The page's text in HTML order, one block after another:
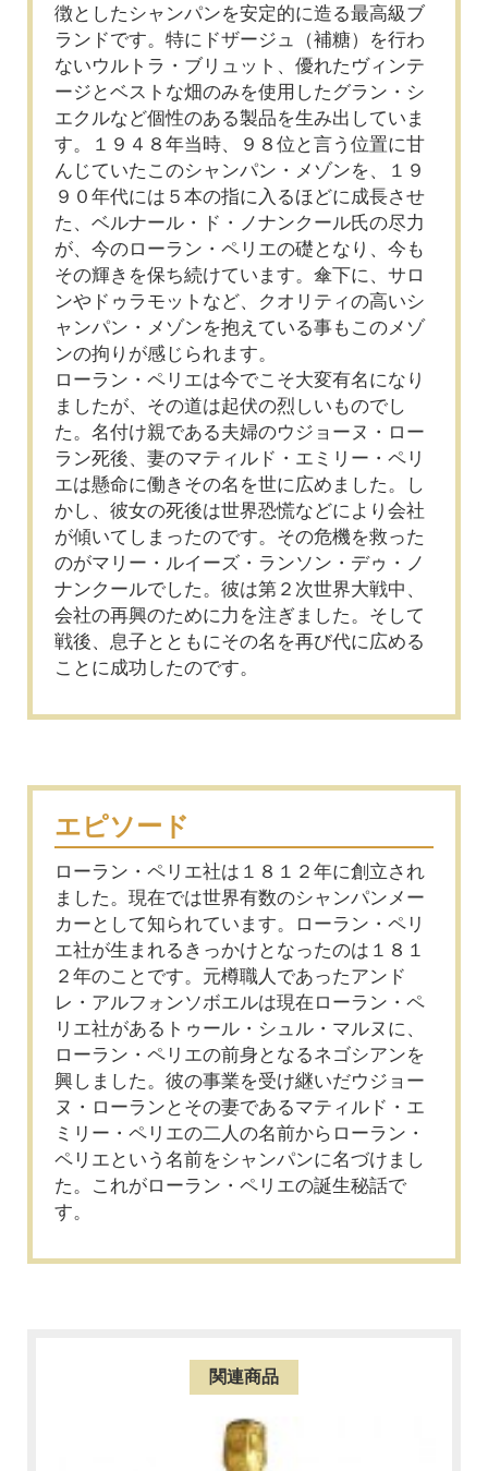
徴としたシャンパンを安定的に造る最高級ブ
ランドです。特にドザージュ（補糖）を行わ
ないウルトラ・ブリュット、優れたヴィンテ
ージとベストな畑のみを使用したグラン・シ
エクルなど個性のある製品を生み出していま
す。１９４８年当時、９８位と言う位置に甘
んじていたこのシャンパン・メゾンを、１９
９０年代には５本の指に入るほどに成長させ
た、ベルナール・ド・ノナンクール氏の尽力
が、今のローラン・ペリエの礎となり、今も
その輝きを保ち続けています。傘下に、サロ
ンやドゥラモットなど、クオリティの高いシ
ャンパン・メゾンを抱えている事もこのメゾ
ンの拘りが感じられます。
ローラン・ペリエは今でこそ大変有名になり
ましたが、その道は起伏の烈しいものでし
た。名付け親である夫婦のウジョーヌ・ロー
ラン死後、妻のマティルド・エミリー・ペリ
エは懸命に働きその名を世に広めました。し
かし、彼女の死後は世界恐慌などにより会社
が傾いてしまったのです。その危機を救った
のがマリー・ルイーズ・ランソン・デゥ・ノ
ナンクールでした。彼は第２次世界大戦中、
会社の再興のために力を注ぎました。そして
戦後、息子とともにその名を再び代に広める
ことに成功したのです。
エピソード
ローラン・ペリエ社は１８１２年に創立され
ました。現在では世界有数のシャンパンメー
カーとして知られています。ローラン・ペリ
エ社が生まれるきっかけとなったのは１８１
２年のことです。元樽職人であったアンド
レ・アルフォンソボエルは現在ローラン・ペ
リエ社があるトゥール・シュル・マルヌに、
ローラン・ペリエの前身となるネゴシアンを
興しました。彼の事業を受け継いだウジョー
ヌ・ローランとその妻であるマティルド・エ
ミリー・ペリエの二人の名前からローラン・
ペリエという名前をシャンパンに名づけまし
た。これがローラン・ペリエの誕生秘話で
す。
関連商品